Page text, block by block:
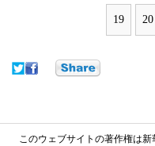
19 20
このウェブサイトの著作権は